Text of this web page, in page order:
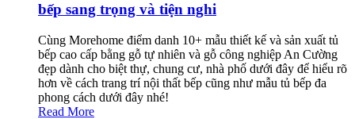
bếp sang trọng và tiện nghi
Cùng Morehome điểm danh 10+ mẫu thiết kế và sản xuất tủ
bếp cao cấp bằng gỗ tự nhiên và gỗ công nghiệp An Cường
đẹp dành cho biệt thự, chung cư, nhà phố dưới đây để hiểu rõ
hơn về cách trang trí nội thất bếp cũng như mẫu tủ bếp đa
phong cách dưới đây nhé!
Read More